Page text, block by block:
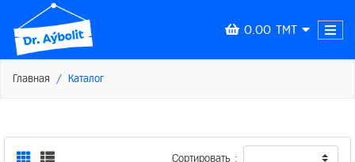
0.00 TMT
Главная Каталог
Сортировать :